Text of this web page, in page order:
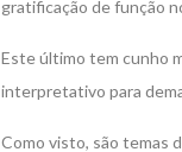
gratificação de função
Este último tem cunho
interpretativo para
Como visto, são temas